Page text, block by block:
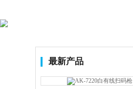
最新产品